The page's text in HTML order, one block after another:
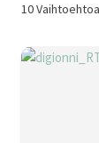
10Vaihtoehtoa